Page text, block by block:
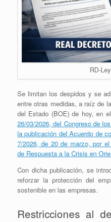
RD-
Se limitan los despidos y se
entre otras medidas, a raíz de
del Estado (BOE) de hoy, en
26/03/2026, del Congreso de
la publicación del Acuerdo de
7/2026, de 20 de marzo, por
de Respuesta a la Crisis en
Con dicha publicación, se
reforzar la protección del
sostenible en las empresas.
Restricciones al